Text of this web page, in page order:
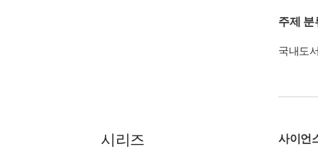
주제 분
국내도
시리즈 사이언